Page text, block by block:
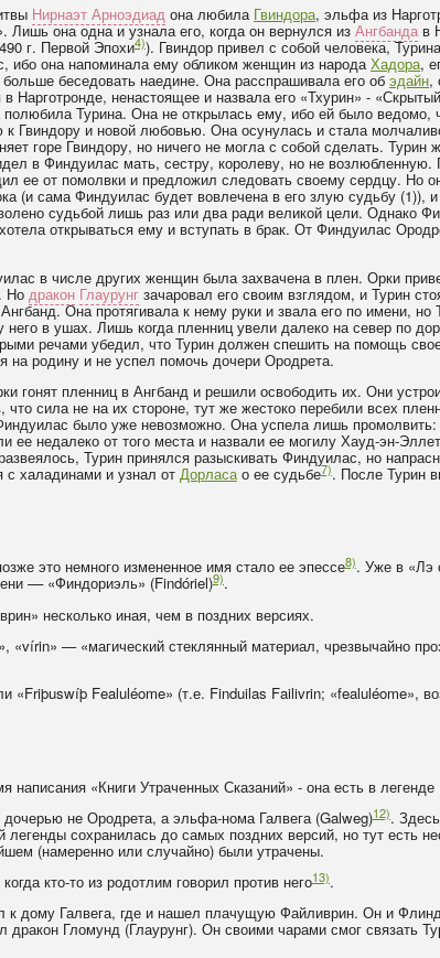
Нирнаэт Арноэдиад она любила Гвиндора, эльфа из
она одна и узнала его, когда он вернулся из Ангбанда в
г. Первой Эпохи4)). Гвиндор привел с собой человека,
ибо она напоминала ему обликом женщин из народаХадора,
беседовать наедине. Она расспрашивала его об эдайн,
Нарготронде, ненастоящее и назвала его «Тхурин» -
Турина. Она не открылась ему, ибо ей было ведомо,
Гвиндору и новой любовью. Она осунулась и стала
горе Гвиндору, но ничего не могла с собой сделать.
в Финдуилас мать, сестру, королеву, но не возлюбленную.
ее от помолвки и предложил следовать своему сердцу. Но
(и сама Финдуилас будет вовлечена в его злую судьбу (1)),
судьбой лишь раз или два ради великой цели. Однако
открываться ему и вступать в брак. От Финдуилас
в числе других женщин была захвачена в плен. Орки
Но дракон Глаурунг зачаровал его своим взглядом, и Турин
Она протягивала к нему руки и звала его по имени,
в ушах. Лишь когда пленниц увели далеко на север по
речами убедил, что Турин должен спешить на помощь
на родину и не успел помочь дочери Ородрета.
гонят пленниц в Ангбанд и решили освободить их. Они
сила не на их стороне, тут же жестоко перебили всех
было уже невозможно. Она успела лишь
недалеко от того места и назвали ее могилу Хауд-эн-
Турин принялся разыскивать Финдуилас, но
с халадинами и узнал от Дорласао ее судьбе7). После Турин
это немного измененное имя стало ее эпессе8). Уже в «Лэ
–– «Финдориэль» (Findóriel)9).
несколько иная, чем в поздних версиях.
«vírin» — «магический стеклянный материал, чрезвычайно
«Friþuswíþ Fealuléome» (т.е. Finduilas Failivrin; «fealuléome»,
написания «Книги Утраченных Сказаний» - она есть в
не Ородрета, а эльфа-нома Галвега (Galweg)12).
сохранилась до самых поздних версий, но тут есть
(намеренно или случайно) были утрачены.
кто-то из родотлим говорил против него13).
к дому Галвега, где и нашел плачущую Файливрин. Он и
Гломунд (Глаурунг). Он своими чарами смог связать